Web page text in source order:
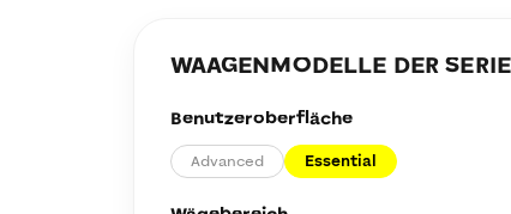
WAAGENMODELLE DER
Benutzeroberfläche
Advanced Essential